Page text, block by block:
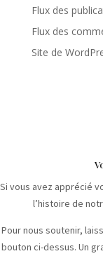
Flux des
Flux des
Site de
Si vous avez apprécié
l’histoire de
Pour nous soutenir,
bouton ci-dessus. Un